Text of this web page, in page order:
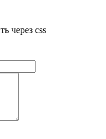
через css